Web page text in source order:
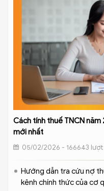
Cách tính thuế TNCN
mới nhất
05/02/2026 - 166643 lượt
Hướng dẫn tra cứu nợ
kênh chính thức của cơ